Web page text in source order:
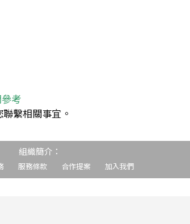
考
繫相關事宜。
組織簡介：
服務條款 合作提案 加入我們